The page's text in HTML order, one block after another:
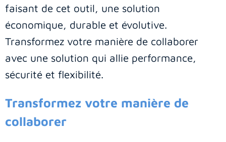
faisant de cet outil, une solution
économique, durable et évolutive.
Transformez votre manière de collaborer
avec une solution qui allie performance,
sécurité et flexibilité.
Transformez votre manière de
collaborer